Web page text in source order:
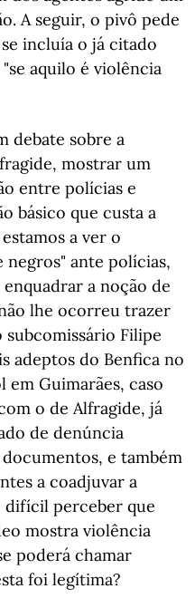
A seguir, o pivô pede
incluía o já citado
aquilo é violência
debate sobre a
mostrar um
entre polícias e
básico que custa a
a ver o
ante polícias,
enquadrar a noção de
lhe ocorreu trazer
subcomissário Filipe
adeptos do Benfica no
Guimarães, caso
o de Alfragide, já
de denúncia
e também
a coadjuvar a
difícil perceber que
mostra violência
poderá chamar
foi legítima?